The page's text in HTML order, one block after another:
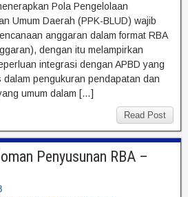
Pola Pengelolaan
Umum Daerah (PPK-BLUD) wajib
anggaran dalam format RBA
dengan itu melampirkan
integrasi dengan APBD yang
pengukuran pendapatan dan
umum dalam […]
Read Post
Penyusunan RBA –